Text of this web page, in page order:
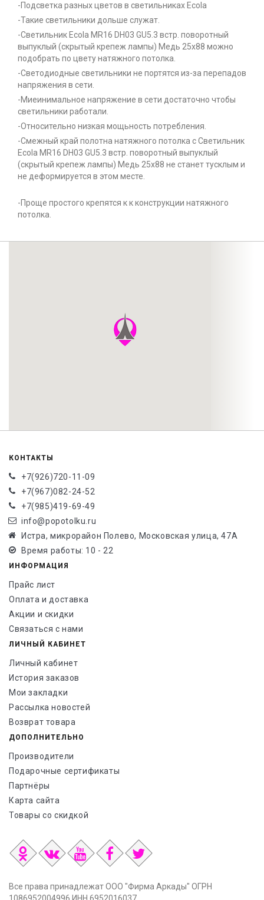
-Подсветка разных цветов в светильниках Ecola
-Такие светильники дольше служат.
-Светильник Ecola MR16 DH03 GU5.3 встр. поворотный
выпуклый (скрытый крепеж лампы) Медь 25x88 можно
подобрать по цвету натяжного потолка.
-Светодиодные светильники не портятся из-за перепадов
напряжения в сети.
-Миеинимальное напряжение в сети достаточно чтобы
светильники работали.
-Относительно низкая мощьность потребления.
-Смежный край полотна натяжного потолка с Светильник
Ecola MR16 DH03 GU5.3 встр. поворотный выпуклый
(скрытый крепеж лампы) Медь 25x88 не станет тусклым и
не деформируется в этом месте.
-Проще простого крепятся к к конструкции натяжного
потолка.
КОНТАКТЫ
+7(926)720-11-09
+7(967)082-24-52
+7(985)419-69-49
info@popotolku.ru
Истра, микрорайон Полево, Московская улица, 47А
Время работы: 10 - 22
ИНФОРМАЦИЯ
Прайс лист
Оплата и доставка
Акции и скидки
Связаться с нами
ЛИЧНЫЙ КАБИНЕТ
Личный кабинет
История заказов
Мои закладки
Рассылка новостей
Возврат товара
ДОПОЛНИТЕЛЬНО
Производители
Подарочные сертификаты
Партнёры
Карта сайта
Товары со скидкой
Все права принадлежат ООО "Фирма Аркады" ОГРН